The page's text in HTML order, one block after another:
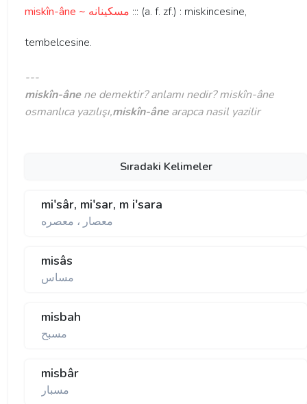
miskîn-âne ~ مسكينانه ::: (a. f. zf.) : miskincesine,
tembelcesine.
---
miskîn-ânene demektir? anlamı nedir? miskîn-âne
osmanlıca yazılışı,miskîn-ânearapca nasil yazilir
Sıradaki Kelimeler
mi'sâr, mi'sar, m i'sara
معصار ، معصره
misâs
مساس
misbah
مسبح
misbâr
مسبار